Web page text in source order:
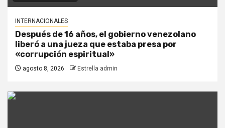
INTERNACIONALES
Después de 16 años, el gobierno venezolano
liberó a una jueza que estaba presa por
«corrupción espiritual»
agosto 8, 2026 Estrella admin